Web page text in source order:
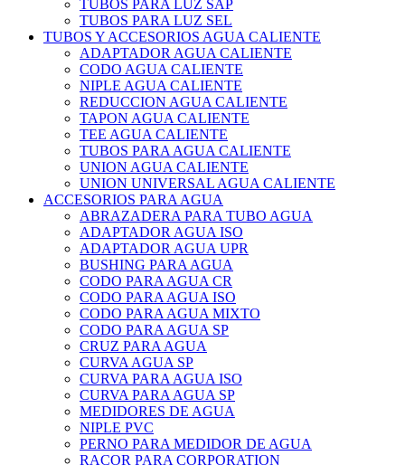
TUBOS PARA LUZ SAP
TUBOS PARA LUZ SEL
TUBOS Y ACCESORIOS AGUA CALIENTE
ADAPTADOR AGUA CALIENTE
CODO AGUA CALIENTE
NIPLE AGUA CALIENTE
REDUCCION AGUA CALIENTE
TAPON AGUA CALIENTE
TEE AGUA CALIENTE
TUBOS PARA AGUA CALIENTE
UNION AGUA CALIENTE
UNION UNIVERSAL AGUA CALIENTE
ACCESORIOS PARA AGUA
ABRAZADERA PARA TUBO AGUA
ADAPTADOR AGUA ISO
ADAPTADOR AGUA UPR
BUSHING PARA AGUA
CODO PARA AGUA CR
CODO PARA AGUA ISO
CODO PARA AGUA MIXTO
CODO PARA AGUA SP
CRUZ PARA AGUA
CURVA AGUA SP
CURVA PARA AGUA ISO
CURVA PARA AGUA SP
MEDIDORES DE AGUA
NIPLE PVC
PERNO PARA MEDIDOR DE AGUA
RACOR PARA CORPORATION